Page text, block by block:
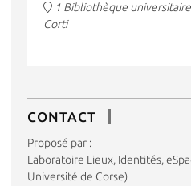
1 Bibliothèque
Corti
CONTACT
Proposé par :
Laboratoire Lieux, Identités,
Université de Corse)